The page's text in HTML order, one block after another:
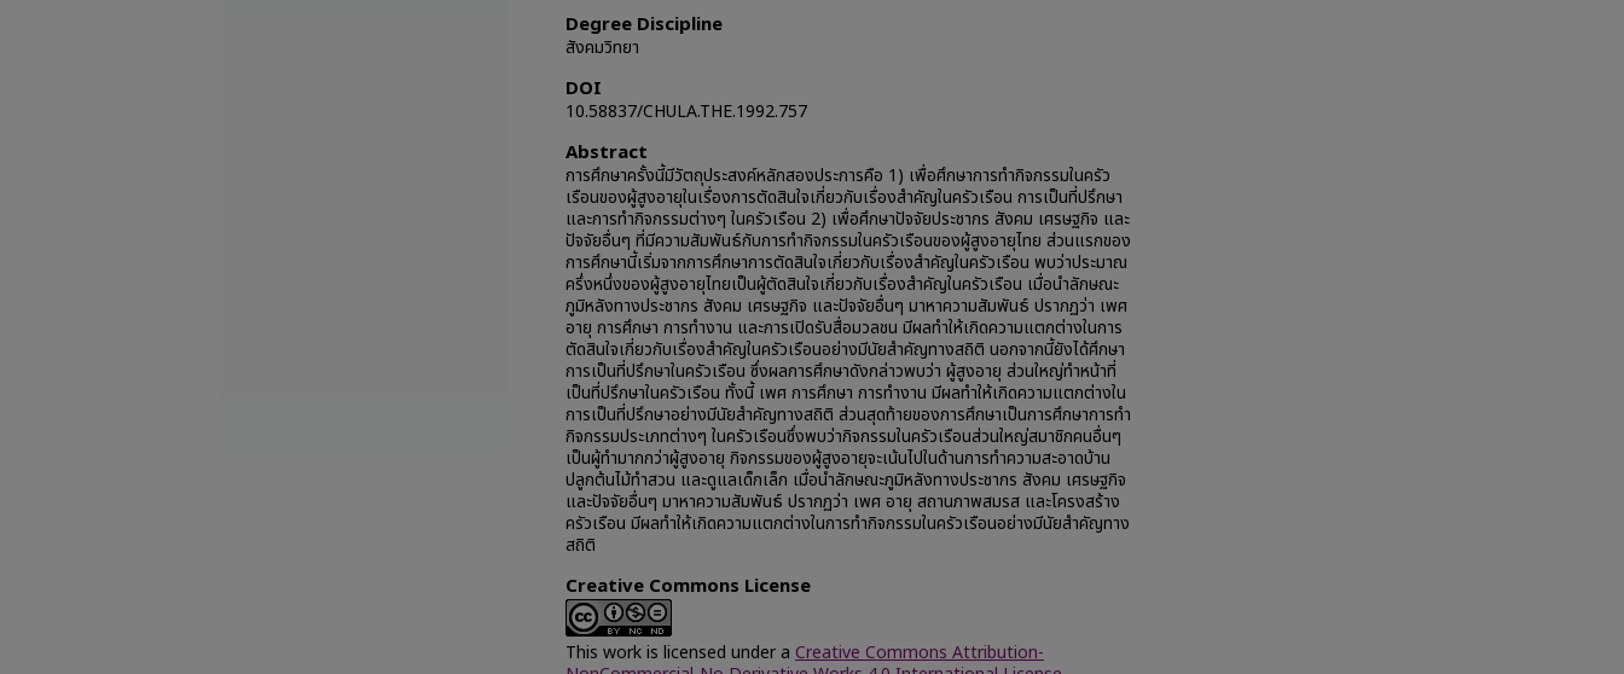
Degree Discipline
สังคมวิทยา
DOI
10.58837/CHULA.THE.1992.757
Abstract
การศึกษาครั้งนี้มีวัตถุประสงค์หลักสองประการคือ 1) เพื่อศึกษาการทำกิจกรรมในครัว
เรือนของผู้สูงอายุในเรื่องการตัดสินใจเกี่ยวกับเรื่องสำคัญในครัวเรือน การเป็นที่ปรึกษา
และการทำกิจกรรมต่างๆ ในครัวเรือน 2) เพื่อศึกษาปัจจัยประชากร สังคม เศรษฐกิจ และ
ปัจจัยอื่นๆ ที่มีความสัมพันธ์กับการทำกิจกรรมในครัวเรือนของผู้สูงอายุไทย ส่วนแรกของ
การศึกษานี้เริ่มจากการศึกษาการตัดสินใจเกี่ยวกับเรื่องสำคัญในครัวเรือน พบว่าประมาณ
ครึ่งหนึ่งของผู้สูงอายุไทยเป็นผู้ตัดสินใจเกี่ยวกับเรื่องสำคัญในครัวเรือน เมื่อนำลักษณะ
ภูมิหลังทางประชากร สังคม เศรษฐกิจ และปัจจัยอื่นๆ มาหาความสัมพันธ์ ปรากฏว่า เพศ
อายุ การศึกษา การทำงาน และการเปิดรับสื่อมวลชน มีผลทำให้เกิดความแตกต่างในการ
ตัดสินใจเกี่ยวกับเรื่องสำคัญในครัวเรือนอย่างมีนัยสำคัญทางสถิติ นอกจากนี้ยังได้ศึกษา
การเป็นที่ปรึกษาในครัวเรือน ซึ่งผลการศึกษาดังกล่าวพบว่า ผู้สูงอายุ ส่วนใหญ่ทำหน้าที่
เป็นที่ปรึกษาในครัวเรือน ทั้งนี้ เพศ การศึกษา การทำงาน มีผลทำให้เกิดความแตกต่างใน
การเป็นที่ปรึกษาอย่างมีนัยสำคัญทางสถิติ ส่วนสุดท้ายของการศึกษาเป็นการศึกษาการทำ
กิจกรรมประเภทต่างๆ ในครัวเรือนซึ่งพบว่ากิจกรรมในครัวเรือนส่วนใหญ่สมาชิกคนอื่นๆ
เป็นผู้ทำมากกว่าผู้สูงอายุ กิจกรรมของผู้สูงอายุจะเน้นไปในด้านการทำความสะอาดบ้าน
ปลูกต้นไม้ทำสวน และดูแลเด็กเล็ก เมื่อนำลักษณะภูมิหลังทางประชากร สังคม เศรษฐกิจ
และปัจจัยอื่นๆ มาหาความสัมพันธ์ ปรากฏว่า เพศ อายุ สถานภาพสมรส และโครงสร้าง
ครัวเรือน มีผลทำให้เกิดความแตกต่างในการทำกิจกรรมในครัวเรือนอย่างมีนัยสำคัญทาง
สถิติ
Creative Commons License
This work is licensed under a Creative Commons Attribution-